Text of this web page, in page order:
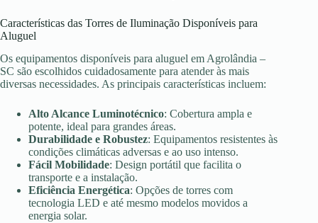
Características das Torres de Iluminação Disponíveis para
Aluguel
Os equipamentos disponíveis para aluguel em Agrolândia –
SC são escolhidos cuidadosamente para atender às mais
diversas necessidades. As principais características incluem:
Alto Alcance Luminotécnico: Cobertura ampla e
potente, ideal para grandes áreas.
Durabilidade e Robustez: Equipamentos resistentes às
condições climáticas adversas e ao uso intenso.
Fácil Mobilidade: Design portátil que facilita o
transporte e a instalação.
Eficiência Energética: Opções de torres com
tecnologia LED e até mesmo modelos movidos a
energia solar.